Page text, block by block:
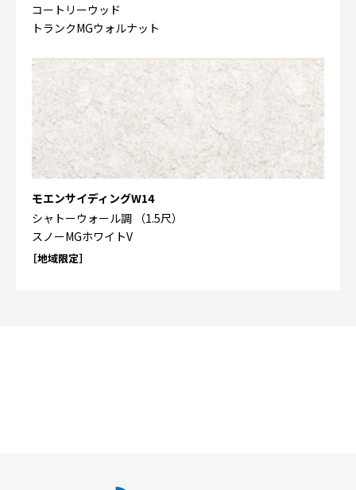
コートリーウッド
トランクMGウォルナット
モエンサイディングW14
シャトーウォール調 （1.5尺）
スノーMGホワイトV
［地域限定］